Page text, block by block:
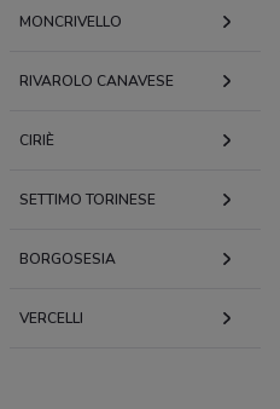
MONCRIVELLO
RIVAROLO CANAVESE
CIRIÈ
SETTIMO TORINESE
BORGOSESIA
VERCELLI